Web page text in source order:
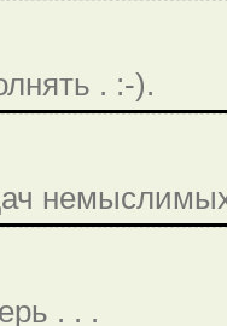
. :-).
. . .